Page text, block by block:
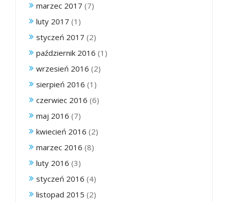
marzec 2017 (7)
luty 2017 (1)
styczeń 2017 (2)
październik 2016 (1)
wrzesień 2016 (2)
sierpień 2016 (1)
czerwiec 2016 (6)
maj 2016 (7)
kwiecień 2016 (2)
marzec 2016 (8)
luty 2016 (3)
styczeń 2016 (4)
listopad 2015 (2)